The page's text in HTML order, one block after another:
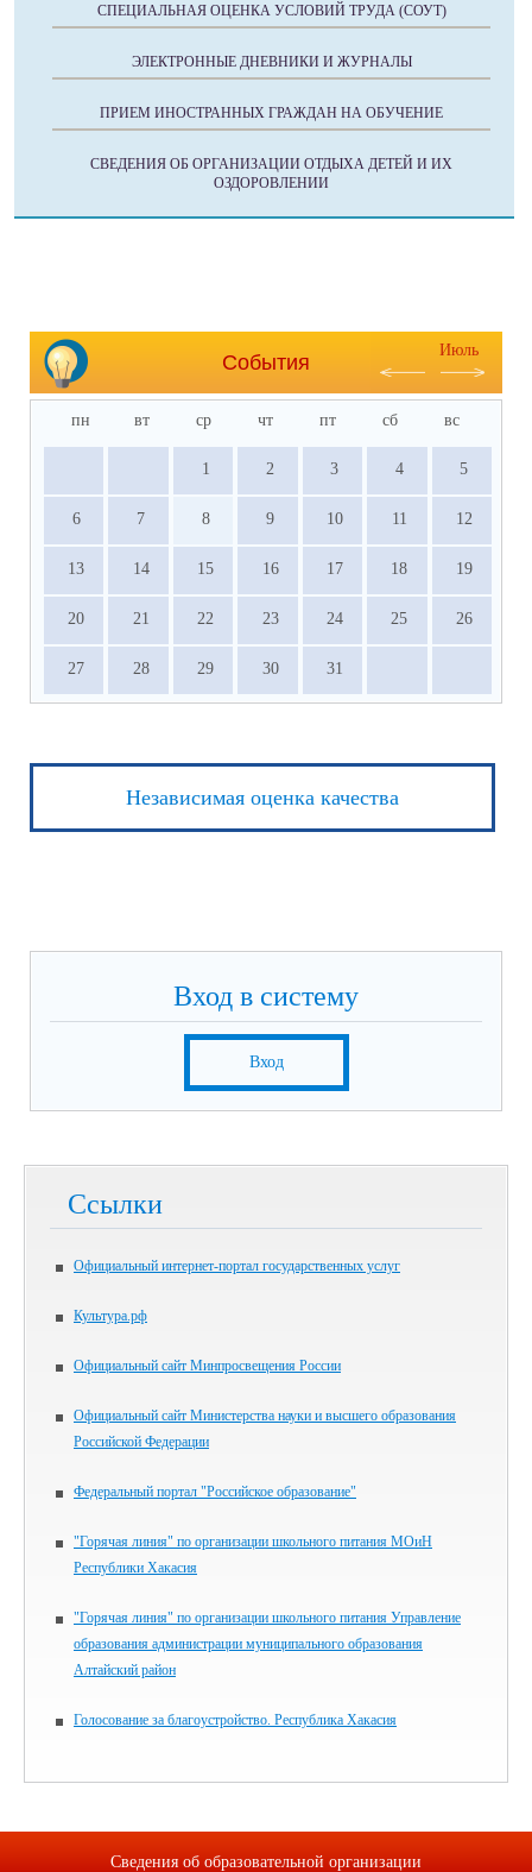
СПЕЦИАЛЬНАЯ ОЦЕНКА УСЛОВИЙ ТРУДА (СОУТ)
ЭЛЕКТРОННЫЕ ДНЕВНИКИ И ЖУРНАЛЫ
ПРИЕМ ИНОСТРАННЫХ ГРАЖДАН НА ОБУЧЕНИЕ
СВЕДЕНИЯ ОБ ОРГАНИЗАЦИИ ОТДЫХА ДЕТЕЙ И ИХ
ОЗДОРОВЛЕНИИ
События
Июль
пн вт ср чт пт сб вс
1 2 3 4 5
6 7 8 9 10 11 12
13 14 15 16 17 18 19
20 21 22 23 24 25 26
27 28 29 30 31
Независимая оценка качества
Вход в систему
Вход
Ссылки
Официальный интернет-портал государственных услуг
Культура.рф
Официальный сайт Минпросвещения России
Официальный сайт Министерства науки и высшего образования
Российской Федерации
Федеральный портал "Российское образование"
"Горячая линия" по организации школьного питания МОиН
Республики Хакасия
"Горячая линия" по организации школьного питания Управление
образования администрации муниципального образования
Алтайский район
Голосование за благоустройство. Республика Хакасия
Сведения об образовательной организации